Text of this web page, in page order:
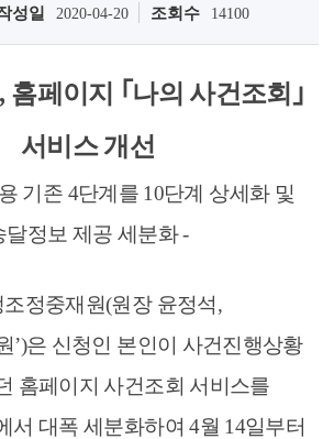
성일 2020-04-20 조회수 14100
홈페이지 ｢나의 사건조회｣
서비스 개선
기존 4단계를 10단계 상세화 및
달정보 제공 세분화 -
정중재원(원장 윤정석,
’)은 신청인 본인이 사건진행상황
홈페이지 사건조회 서비스를
서 대폭 세분화하여 4월 14일부터